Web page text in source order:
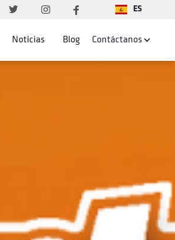
ES
Noticias Blog Contáctanos